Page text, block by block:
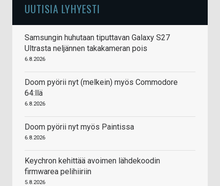
UUTISIA LYHYESTI
Samsungin huhutaan tiputtavan Galaxy S27
Ultrasta neljännen takakameran pois
6.8.2026
Doom pyörii nyt (melkein) myös Commodore
64:llä
6.8.2026
Doom pyörii nyt myös Paintissa
6.8.2026
Keychron kehittää avoimen lähdekoodin
firmwarea pelihiiriin
5.8.2026